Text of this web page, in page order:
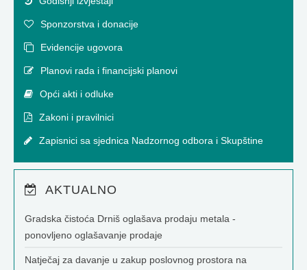
Sponzorstva i donacije
Evidencije ugovora
Planovi rada i financijski planovi
Opći akti i odluke
Zakoni i pravilnici
Zapisnici sa sjednica Nadzornog odbora i Skupštine
AKTUALNO
Gradska čistoća Drniš oglašava prodaju metala -
ponovljeno oglašavanje prodaje
Natječaj za davanje u zakup poslovnog prostora na